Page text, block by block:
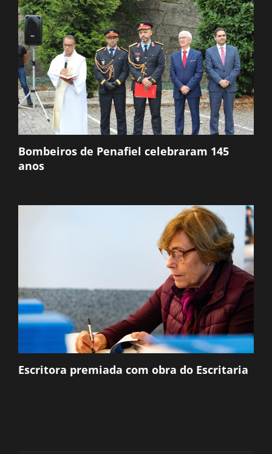
Bombeiros de Penafiel celebraram 145
anos
Escritora premiada com obra do Escritaria